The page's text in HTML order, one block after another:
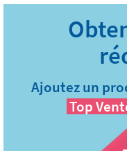
Ajoutez un
Top